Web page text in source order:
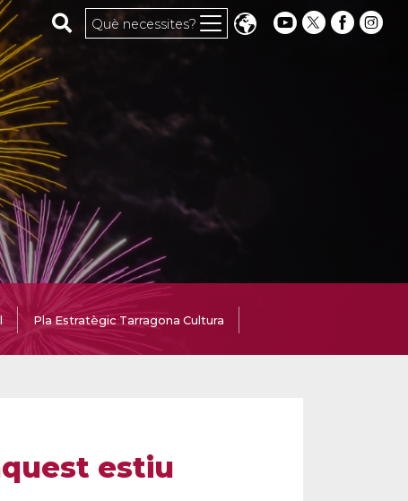
Cerca al web
Què necessites?
Pla Estratègic Tarragona Cultura
estiu